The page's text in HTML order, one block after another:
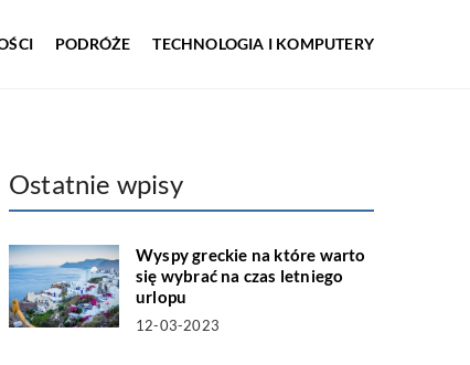
PODRÓŻE TECHNOLOGIA I KOMPUTERY
Ostatnie wpisy
Wyspy greckie na które warto
się wybrać na czas letniego
urlopu
12-03-2023